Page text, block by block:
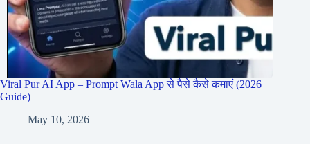
Viral Pur AI App – Prompt Wala App से पैसे कैसे कमाएं (2026
Guide)
May 10, 2026